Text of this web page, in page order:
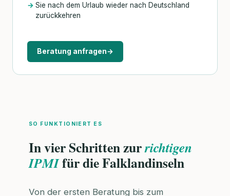
Sie nach dem Urlaub wieder nach Deutschland
zurückkehren
Beratung anfragen→
SO FUNKTIONIERT ES
In vier Schritten zurrichtigen
IPMIfür die Falklandinseln
Von der ersten Beratung bis zum